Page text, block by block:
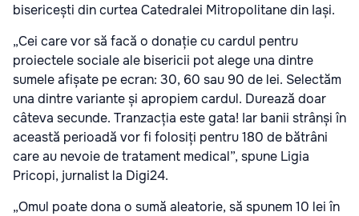
bisericești din curtea Catedralei Mitropolitane din Iași.
„Cei care vor să facă o donație cu cardul pentru
proiectele sociale ale bisericii pot alege una dintre
sumele afișate pe ecran: 30, 60 sau 90 de lei. Selectăm
una dintre variante și apropiem cardul. Durează doar
câteva secunde. Tranzacția este gata! Iar banii strânși în
această perioadă vor fi folosiți pentru 180 de bătrâni
care au nevoie de tratament medical”, spune Ligia
Pricopi, jurnalist la Digi24.
„Omul poate dona o sumă aleatorie, să spunem 10 lei în